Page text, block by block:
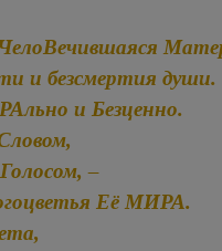
и безсмертия души.
и Безценно.
–
Её МИРА.